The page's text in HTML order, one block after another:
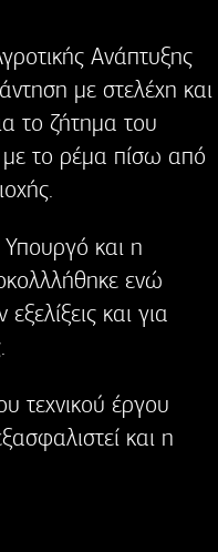
Ανάπτυξης
με στελέχη και
το ζήτημα του
με το ρέμα πίσω από
και η
ενώ
και για
τεχνικού έργου
και η